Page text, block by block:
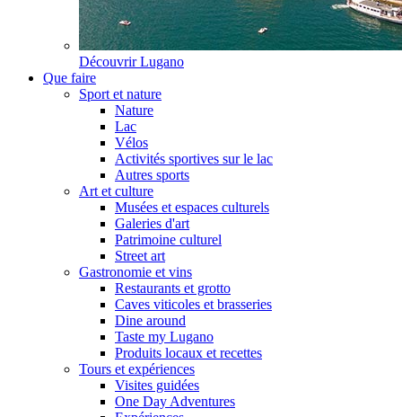
Découvrir Lugano
Que faire
Sport et nature
Nature
Lac
Vélos
Activités sportives sur le lac
Autres sports
Art et culture
Musées et espaces culturels
Galeries d'art
Patrimoine culturel
Street art
Gastronomie et vins
Restaurants et grotto
Caves viticoles et brasseries
Dine around
Taste my Lugano
Produits locaux et recettes
Tours et expériences
Visites guidées
One Day Adventures